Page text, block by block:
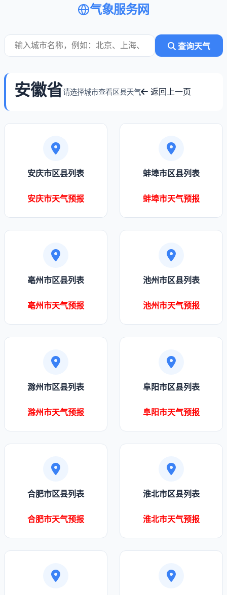
气象服务网
查询天气
安徽省请选择城市查看区县天气 返回上一页
安庆市区县列表
安庆市天气预报
蚌埠市区县列表
蚌埠市天气预报
亳州市区县列表
亳州市天气预报
池州市区县列表
池州市天气预报
滁州市区县列表
滁州市天气预报
阜阳市区县列表
阜阳市天气预报
合肥市区县列表
合肥市天气预报
淮北市区县列表
淮北市天气预报